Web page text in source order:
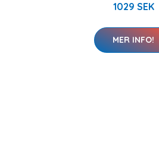
1029 SEK
MER INFO!